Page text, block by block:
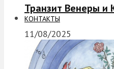
КОНТАКТЫ
Транзит Венеры и
11/08/2025